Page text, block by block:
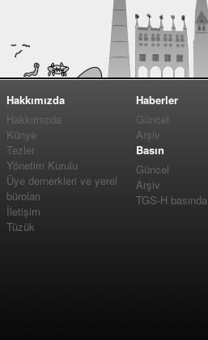
Hakkımızda
Hakkımızda
Künye
Tezler
Yönetim Kurulu
Üye dernerkleri ve yerel
büroları
İletişim
Tüzük
Haberler
Güncel
Arşiv
Basın
Güncel
Arşiv
TGS-H basında